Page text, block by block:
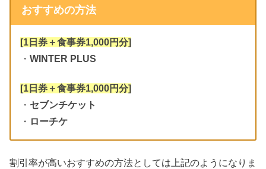
おすすめの方法
[1日券＋食事券1,000円分]
・ WINTER PLUS
[1日券＋食事券1,000円分]
・ セブンチケット
・ ローチケ
割引率が高いおすすめの方法としては上記のようになりま